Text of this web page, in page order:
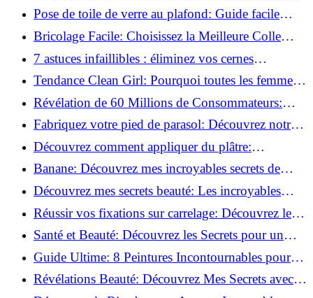
Découvrez le sérum anti-rides numéro un!
Pose de toile de verre au plafond: Guide facile
pour débutants!
Bricolage Facile: Choisissez la Meilleure Colle
pour Chaque Matériau!
7 astuces infaillibles : éliminez vos cernes
rapidement !
Tendance Clean Girl: Pourquoi toutes les femmes
l'adoptent?
Révélation de 60 Millions de Consommateurs:
Découvrez le meilleur fond de teint pour votre
peau!
Fabriquez votre pied de parasol: Découvrez notre
tutoriel facile !
Découvrez comment appliquer du plâtre:
Techniques pour un mur intérieur parfait!
Banane: Découvrez mes incroyables secrets de
beauté!
Découvrez mes secrets beauté: Les incroyables
vertus du curcuma!
Réussir vos fixations sur carrelage: Découvrez les
astuces infaillibles !
Santé et Beauté: Découvrez les Secrets pour un
Bien-être Optimal!
Guide Ultime: 8 Peintures Incontournables pour
Bois Extérieurs!
Révélations Beauté: Découvrez Mes Secrets avec le
Thé Vert Matcha!